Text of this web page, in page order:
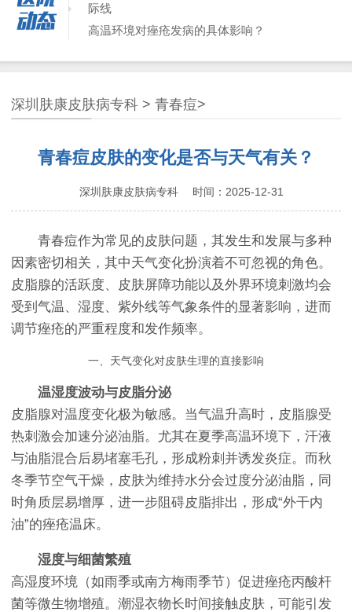
际线
高温环境对痤疮发病的具体影响？
深圳植发哪家医院好？2024口碑TOP3+价格对比，
不踩坑！
雄激素类药物诱发痤疮的症状特点？
深圳肤康皮肤病专科 > 青春痘>
青春痘皮肤的变化是否与天气有关？
深圳肤康皮肤病专科 时间：2025-12-31
青春痘作为常见的皮肤问题，其发生和发展与多种
因素密切相关，其中天气变化扮演着不可忽视的角色。
皮脂腺的活跃度、皮肤屏障功能以及外界环境刺激均会
受到气温、湿度、紫外线等气象条件的显著影响，进而
调节痤疮的严重程度和发作频率。
一、天气变化对皮肤生理的直接影响
温湿度波动与皮脂分泌
皮脂腺对温度变化极为敏感。当气温升高时，皮脂腺受
热刺激会加速分泌油脂。尤其在夏季高温环境下，汗液
与油脂混合后易堵塞毛孔，形成粉刺并诱发炎症。而秋
冬季节空气干燥，皮肤为维持水分会过度分泌油脂，同
时角质层易增厚，进一步阻碍皮脂排出，形成“外干内
油”的痤疮温床。
湿度与细菌繁殖
高湿度环境（如雨季或南方梅雨季节）促进痤疮丙酸杆
菌等微生物增殖。潮湿衣物长时间接触皮肤，可能引发